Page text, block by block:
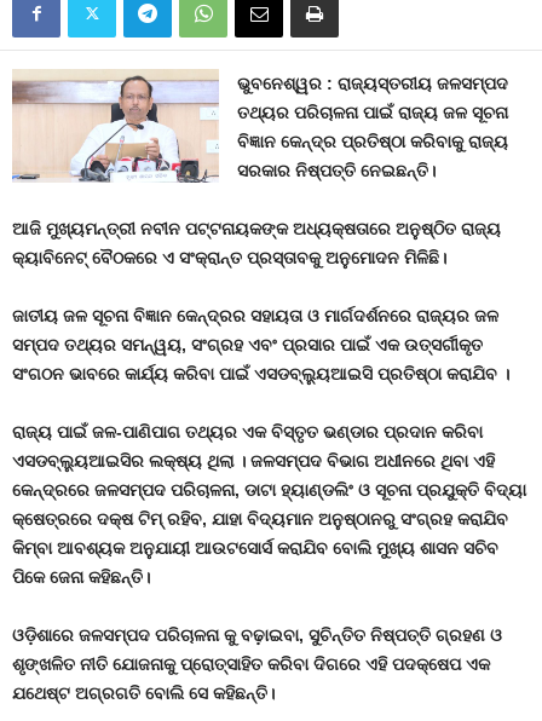
ଭୁବନେଶ୍ୱର : ରାଜ୍ୟସ୍ତରୀୟ ଜଳସମ୍ପଦ
ତଥ୍ୟର ପରିଚାଳନା ପାଇଁ ରାଜ୍ୟ ଜଳ ସୂଚନା
ବିଜ୍ଞାନ କେନ୍ଦ୍ର ପ୍ରତିଷ୍ଠା କରିବାକୁ ରାଜ୍ୟ
ସରକାର ନିଷ୍ପତ୍ତି ନେଇଛନ୍ତି।
ଆଜି ମୁଖ୍ୟମନ୍ତ୍ରୀ ନବୀନ ପଟ୍ଟନାୟକଙ୍କ ଅଧ୍ୟକ୍ଷତାରେ ଅନୁଷ୍ଠିତ ରାଜ୍ୟ
କ୍ୟାବିନେଟ୍ ବୈଠକରେ ଏ ସଂକ୍ରାନ୍ତ ପ୍ରସ୍ତାବକୁ ଅନୁମୋଦନ ମିଳିଛି।
ଜାତୀୟ ଜଳ ସୂଚନା ବିଜ୍ଞାନ କେନ୍ଦ୍ରର ସହାୟତା ଓ ମାର୍ଗଦର୍ଶନରେ ରାଜ୍ୟର ଜଳ
ସମ୍ପଦ ତଥ୍ୟର ସମନ୍ୱୟ, ସଂଗ୍ରହ ଏବଂ ପ୍ରସାର ପାଇଁ ଏକ ଉତ୍ସର୍ଗୀକୃତ
ସଂଗଠନ ଭାବରେ କାର୍ଯ୍ୟ କରିବା ପାଇଁ ଏସଡବ୍ଲ୍ୟୁଆଇସି ପ୍ରତିଷ୍ଠା କରାଯିବ ।
ରାଜ୍ୟ ପାଇଁ ଜଳ-ପାଣିପାଗ ତଥ୍ୟର ଏକ ବିସ୍ତୃତ ଭଣ୍ଡାର ପ୍ରଦାନ କରିବା
ଏସଡବ୍ଲ୍ୟୁଆଇସିର ଲକ୍ଷ୍ୟ ଥିଲା । ଜଳସମ୍ପଦ ବିଭାଗ ଅଧୀନରେ ଥିବା ଏହି
କେନ୍ଦ୍ରରେ ଜଳସମ୍ପଦ ପରିଚାଳନା, ଡାଟା ହ୍ୟାଣ୍ଡଲିଂ ଓ ସୂଚନା ପ୍ରଯୁକ୍ତି ବିଦ୍ୟା
କ୍ଷେତ୍ରରେ ଦକ୍ଷ ଟିମ୍ ରହିବ, ଯାହା ବିଦ୍ୟମାନ ଅନୁଷ୍ଠାନରୁ ସଂଗ୍ରହ କରାଯିବ
କିମ୍ବା ଆବଶ୍ୟକ ଅନୁଯାୟୀ ଆଉଟସୋର୍ସ କରାଯିବ ବୋଲି ମୁଖ୍ୟ ଶାସନ ସଚିବ
ପିକେ ଜେନା କହିଛନ୍ତି।
ଓଡ଼ିଶାରେ ଜଳସମ୍ପଦ ପରିଚାଳନା କୁ ବଢ଼ାଇବା, ସୁଚିନ୍ତିତ ନିଷ୍ପତ୍ତି ଗ୍ରହଣ ଓ
ଶୃଙ୍ଖଳିତ ନୀତି ଯୋଜନାକୁ ପ୍ରୋତ୍ସାହିତ କରିବା ଦିଗରେ ଏହି ପଦକ୍ଷେପ ଏକ
ଯଥେଷ୍ଟ ଅଗ୍ରଗତି ବୋଲି ସେ କହିଛନ୍ତି।